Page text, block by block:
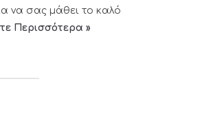
να σας μάθει το καλό
Περισσότερα »